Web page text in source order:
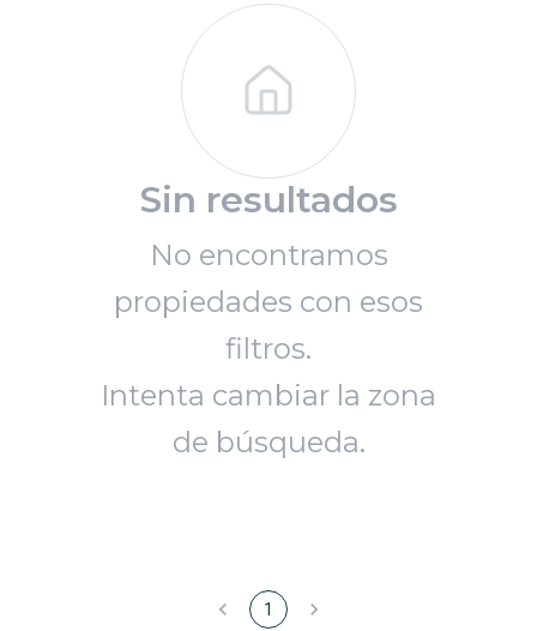
Sin resultados
No encontramos
propiedades con esos
filtros.
Intenta cambiar la zona
de búsqueda.
1